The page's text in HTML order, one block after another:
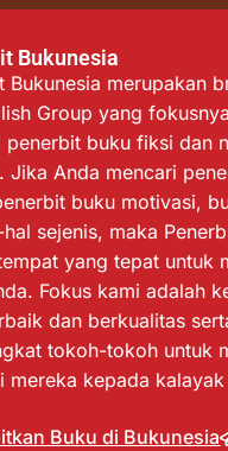
Bukunesia
Bukunesia merupakan
Group yang
penerbit buku fiksi dan
Jika Anda mencari
buku motivasi,
sejenis, maka
yang tepat untuk
Fokus kami adalah
dan berkualitas
tokoh-tokoh untuk
mereka kepada
Buku di Bukunesia